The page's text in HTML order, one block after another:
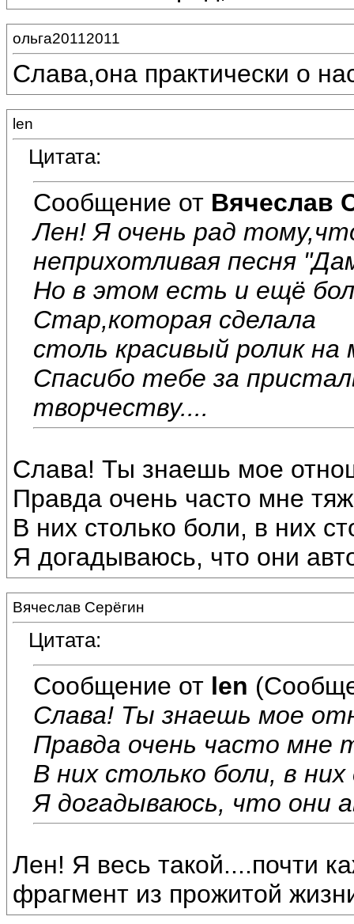
ольга20112011
Слава,она практически о
len
Цитата:
Сообщение от Вячеслав
Лен! Я очень рад
неприхотливая песня
Но в этом есть и ещё
Стар,которая сделала
столь красивый ролик
Спасибо тебе за
творчеству....
Слава! Ты знаешь мое
Правда очень часто мне
В них столько боли, в них
Я догадываюсь, что они
Вячеслав Серёгин
Цитата:
Сообщение от len
Слава! Ты знаешь мое
Правда очень часто
В них столько боли, в
Я догадываюсь, что они
Лен! Я весь такой....почти
фрагмент из прожитой